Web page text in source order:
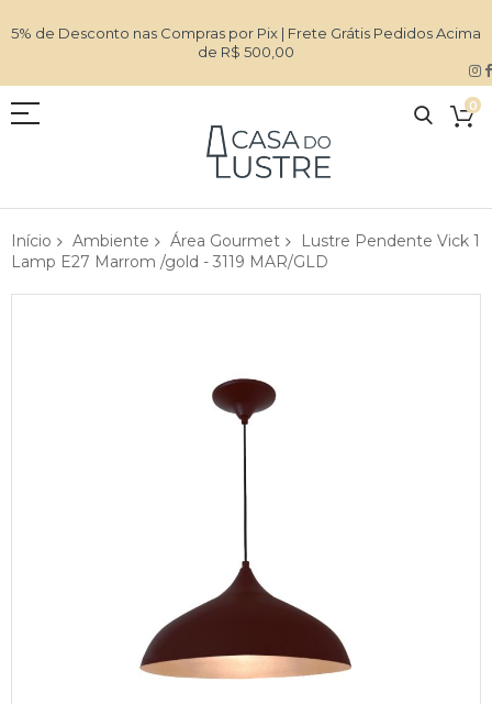
5% de Desconto nas Compras por Pix | Frete Grátis Pedidos Acima
de R$ 500,00
0
Início Ambiente Área Gourmet
Lustre Pendente Vick 1
Lamp E27 Marrom /gold - 3119 MAR/GLD